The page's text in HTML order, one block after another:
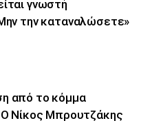
γνωστή
την καταναλώσετε»
από το κόμμα
Ο Νίκος Μπρουτζάκης